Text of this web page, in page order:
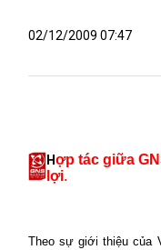
02/12/2009 07:47
Hợp tác giữa
lợi.
Theo sự giới thiệu của